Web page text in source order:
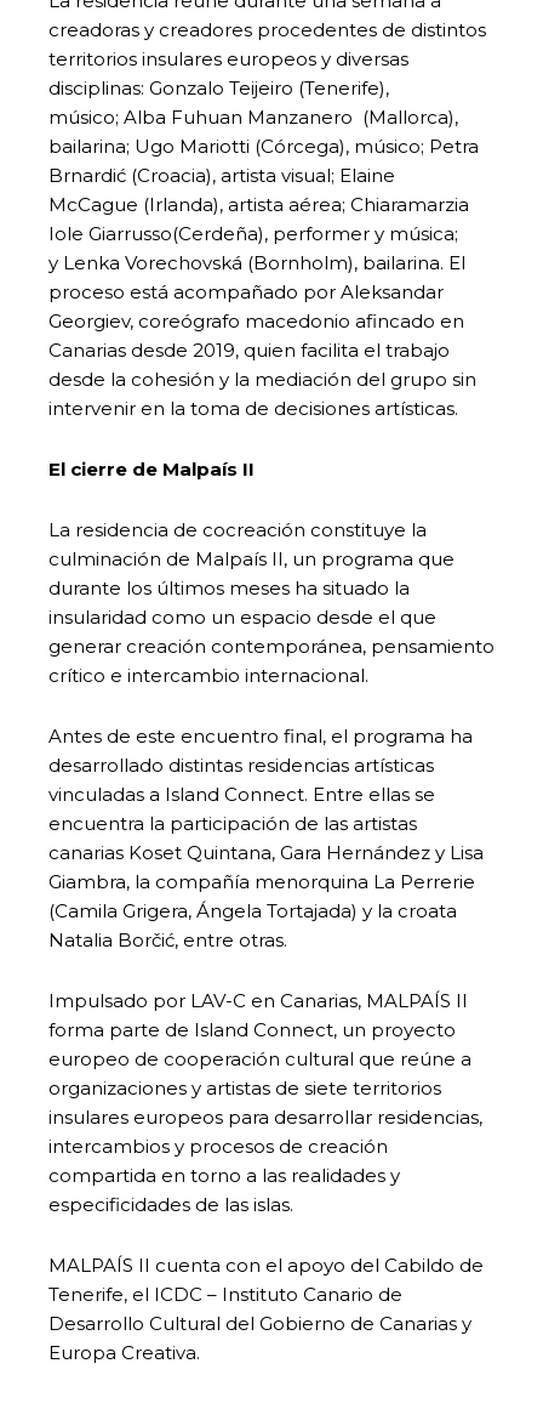
creadoras y creadores procedentes de distintos
territorios insulares europeos y diversas
disciplinas: Gonzalo Teijeiro (Tenerife),
músico; Alba Fuhuan Manzanero (Mallorca),
bailarina; Ugo Mariotti (Córcega), músico; Petra
Brnardić (Croacia), artista visual; Elaine
McCague (Irlanda), artista aérea; Chiaramarzia
Iole Giarrusso(Cerdeña), performer y música;
y Lenka Vorechovská (Bornholm), bailarina. El
proceso está acompañado por Aleksandar
Georgiev, coreógrafo macedonio afincado en
Canarias desde 2019, quien facilita el trabajo
desde la cohesión y la mediación del grupo sin
intervenir en la toma de decisiones artísticas.
El cierre de Malpaís II
La residencia de cocreación constituye la
culminación de Malpaís II, un programa que
durante los últimos meses ha situado la
insularidad como un espacio desde el que
generar creación contemporánea, pensamiento
crítico e intercambio internacional.
Antes de este encuentro final, el programa ha
desarrollado distintas residencias artísticas
vinculadas a Island Connect. Entre ellas se
encuentra la participación de las artistas
canarias Koset Quintana, Gara Hernández y Lisa
Giambra, la compañía menorquina La Perrerie
(Camila Grigera, Ángela Tortajada) y la croata
Natalia Borčić, entre otras.
Impulsado por LAV-C en Canarias, MALPAÍS II
forma parte de Island Connect, un proyecto
europeo de cooperación cultural que reúne a
organizaciones y artistas de siete territorios
insulares europeos para desarrollar residencias,
intercambios y procesos de creación
compartida en torno a las realidades y
especificidades de las islas.
MALPAÍS II cuenta con el apoyo del Cabildo de
Tenerife, el ICDC – Instituto Canario de
Desarrollo Cultural del Gobierno de Canarias y
Europa Creativa.